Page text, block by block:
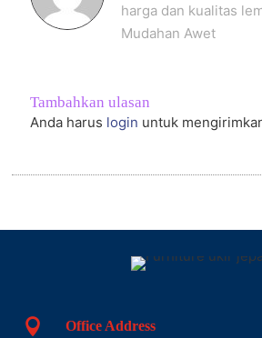
harga dan kualitas
Mudahan Awet
Tambahkan ulasan
Anda harus login untuk
 Office Address